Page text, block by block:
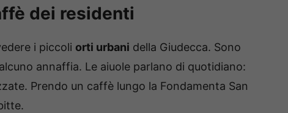
dei residenti
i piccoli orti urbani della Giudecca. Sono
annaffia. Le aiuole parlano di quotidiano:
Prendo un caffè lungo la Fondamenta San